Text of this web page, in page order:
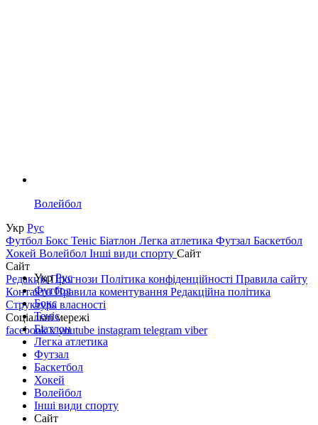
Волейбол
Укр Рус
Футбол Бокс Теніс Біатлон Легка атлетика Футзал Баскетбол
Хокей Волейбол Інші види спорту Сайт
Сайт
РедакціяПрогнози Політика конфіденційності Правила сайту
КонтактиПравила коментування Редакційна політика
Структура власності
Соціальні мережі
facebookxyoutube instagram telegram viber
УкрРус
Футбол
Бокс
Теніс
Біатлон
Легка атлетика
Футзал
Баскетбол
Хокей
Волейбол
Інші види спорту
Сайт